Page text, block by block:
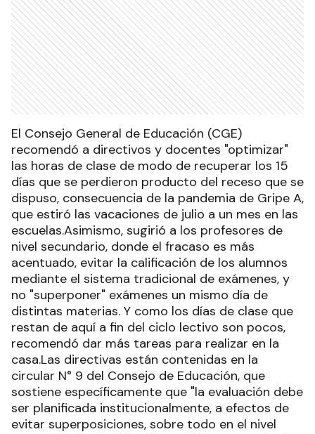
El Consejo General de Educación (CGE)
recomendó a directivos y docentes "optimizar"
las horas de clase de modo de recuperar los 15
días que se perdieron producto del receso que se
dispuso, consecuencia de la pandemia de Gripe A,
que estiró las vacaciones de julio a un mes en las
escuelas.Asimismo, sugirió a los profesores de
nivel secundario, donde el fracaso es más
acentuado, evitar la calificación de los alumnos
mediante el sistema tradicional de exámenes, y
no "superponer" exámenes un mismo día de
distintas materias. Y como los días de clase que
restan de aquí a fin del ciclo lectivo son pocos,
recomendó dar más tareas para realizar en la
casa.Las directivas están contenidas en la
circular N° 9 del Consejo de Educación, que
sostiene específicamente que "la evaluación debe
ser planificada institucionalmente, a efectos de
evitar superposiciones, sobre todo en el nivel